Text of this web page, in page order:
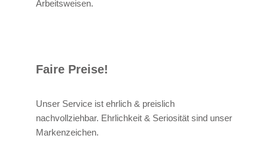
Arbeitsweisen.
Faire Preise!
Unser Service ist ehrlich & preislich
nachvollziehbar. Ehrlichkeit & Seriosität sind unser
Markenzeichen.